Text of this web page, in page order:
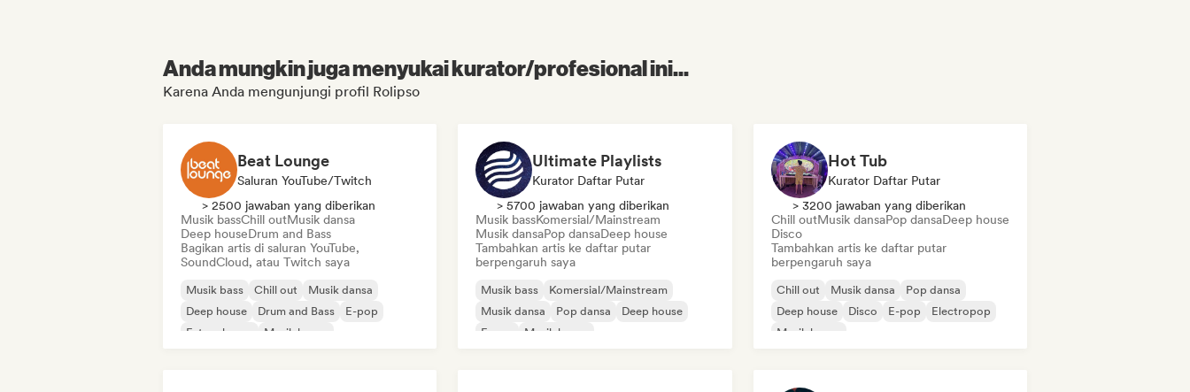
Anda mungkin juga menyukai kurator/profesional ini...
Karena Anda mengunjungi profil Rolipso
Beat Lounge
Saluran YouTube/Twitch
> 2500 jawaban yang diberikan
Musik bassChill outMusik dansa
Deep houseDrum and Bass
Bagikan artis di saluran YouTube,
SoundCloud, atau Twitch saya
Musik bass Chill out
Musik dansa
Deep house
Drum and Bass
E-pop
Future house
Musik house
Ultimate Playlists
Kurator Daftar Putar
> 5700 jawaban yang diberikan
Musik bassKomersial/Mainstream
Musik dansaPop dansaDeep house
Tambahkan artis ke daftar putar
berpengaruh saya
Musik bass
Komersial/Mainstream
Musik dansa
Pop dansa
Deep house
E-pop
Musik house
Hot Tub
Kurator Daftar Putar
> 3200 jawaban yang diberikan
Chill outMusik dansaPop dansaDeep house
Disco
Tambahkan artis ke daftar putar
berpengaruh saya
Chill out Musik dansa
Pop dansa
Deep house
Disco E-pop
Electropop
Musik house